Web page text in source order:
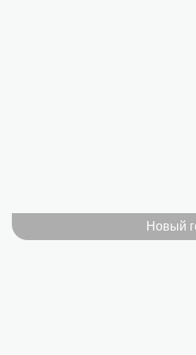
Новый